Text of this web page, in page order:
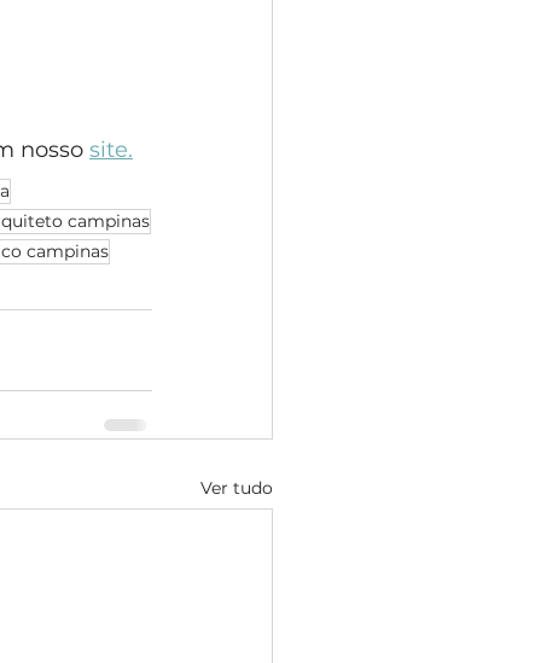
nosso site.
campinas
campinas
Ver tudo